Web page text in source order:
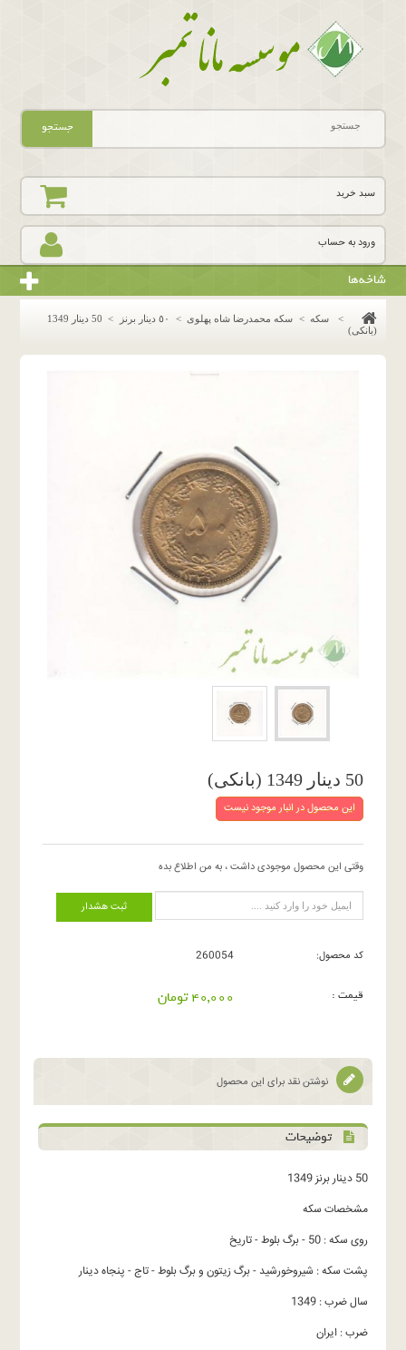
ورود به حساب
سبد خرید
جستجو
شاخه‌ها
> سکه > سکه محمدرضا شاه پهلوی > ٥٠ دينار برنز >
50 دینار 1349
(بانکی)
50 دینار 1349 (بانکی)
این محصول در انبار موجود نیست
وقتی این محصول موجودی داشت ، به من اطلاع بده
ثبت هشدار
کد محصول: 260054
قیمت : 40,000 تومان
نوشتن نقد برای این محصول
توضیحات
50 دینار برنز 1349
مشخصات سکه
روی سکه : 50 - برگ بلوط - تاریخ
پشت سکه : شیروخورشید - برگ زیتون و برگ بلوط - تاج - پنجاه دینار
سال ضرب : 1349
ضرب : ایران